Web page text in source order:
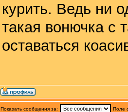
курить. Ведь ни
такая вонючка с
оставаться
Показать сообщения за: Поле